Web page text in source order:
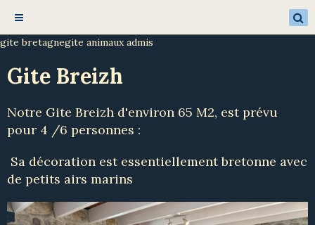
gite bretagnegite animaux admis
Gite Breizh
Notre Gite Breizh d'environ 65 M2, est prévu
pour 4 /6 personnes :
Sa décoration est essentiellement bretonne avec
de petits airs marins